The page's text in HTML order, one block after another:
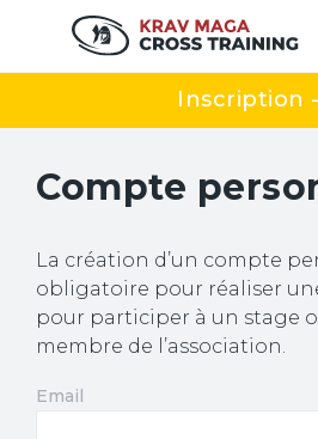
Inscription
Compte
La création d’un compte
obligatoire pour réaliser une
pour participer à un stage
membre de l’association.
Email